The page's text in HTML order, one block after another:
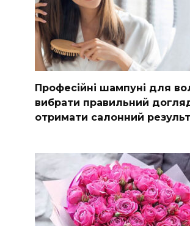
Професійні шампуні для
вибрати правильний
отримати салонний